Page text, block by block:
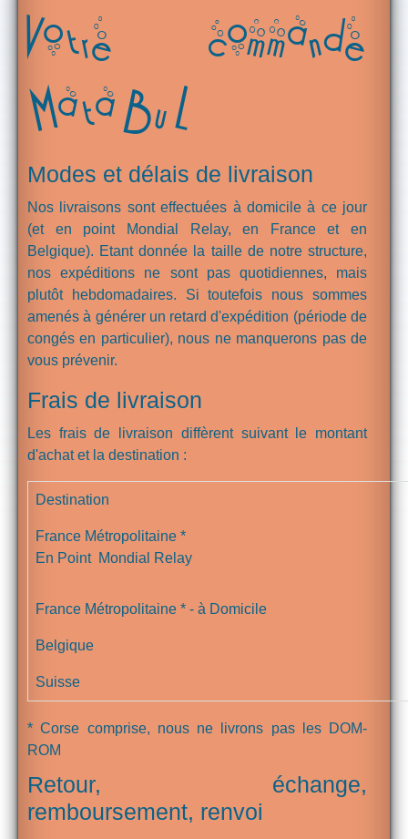
Votre commande
MataBuL
Modes et délais de livraison
Nos livraisons sont effectuées à domicile à ce jour
(et en point Mondial Relay, en France et en
Belgique). Etant donnée la taille de notre structure,
nos expéditions ne sont pas quotidiennes, mais
plutôt hebdomadaires. Si toutefois nous sommes
amenés à générer un retard d'expédition (période de
congés en particulier), nous ne manquerons pas de
vous prévenir.
Frais de livraison
Les frais de livraison diffèrent suivant le montant
d'achat et la destination :
Destination
France Métropolitaine *
En Point Mondial Relay
France Métropolitaine * - à Domicile
Belgique
Suisse
* Corse comprise, nous ne livrons pas les DOM-
ROM
Retour, échange,
remboursement, renvoi